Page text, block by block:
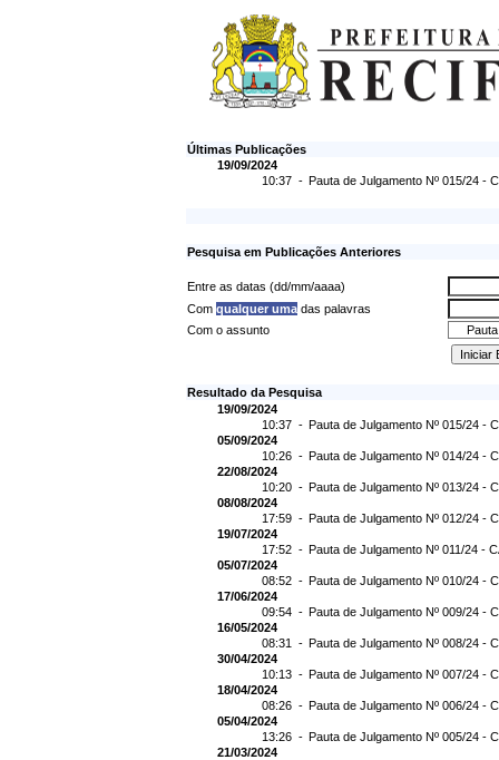
Últimas Publicações
19/09/2024
10:37 - Pauta de Julgamento Nº 015/24 -
Pesquisa em Publicações Anteriores
Entre as datas (dd/mm/aaaa)
Com qualquer uma das palavras
Com o assunto
Resultado da Pesquisa
19/09/2024
10:37 - Pauta de Julgamento Nº 015/24 -
05/09/2024
10:26 - Pauta de Julgamento Nº 014/24 -
22/08/2024
10:20 - Pauta de Julgamento Nº 013/24 -
08/08/2024
17:59 - Pauta de Julgamento Nº 012/24 -
19/07/2024
17:52 - Pauta de Julgamento Nº 011/24 -
05/07/2024
08:52 - Pauta de Julgamento Nº 010/24 -
17/06/2024
09:54 - Pauta de Julgamento Nº 009/24 -
16/05/2024
08:31 - Pauta de Julgamento Nº 008/24 -
30/04/2024
10:13 - Pauta de Julgamento Nº 007/24 -
18/04/2024
08:26 - Pauta de Julgamento Nº 006/24 -
05/04/2024
13:26 - Pauta de Julgamento Nº 005/24 -
21/03/2024